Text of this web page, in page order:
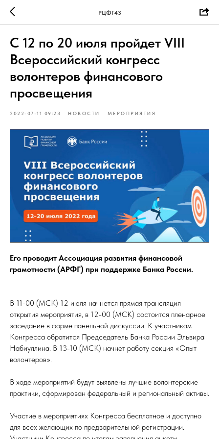
РЦФГ43
С 12 по 20 июля пройдет VIII
Всероссийский конгресс
волонтеров финансового
просвещения
2022-07-11 09:23 НОВОСТИ МЕРОПРИЯТИЯ
Его проводит Ассоциация развития финансовой
грамотности (АРФГ) при поддержке Банка России.
В 11-00 (МСК) 12 июля начнется прямая трансляция
открытия мероприятия, в 12-00 (МСК) состоится пленарное
заседание в форме панельной дискуссии. К участникам
Конгресса обратится Председатель Банка России Эльвира
Набиуллина. В 13-10 (МСК) начнет работу секция «Опыт
волонтеров».
В ходе мероприятий будут выявлены лучшие волонтерские
практики, сформирован федеральный и региональный активы.
Участие в мероприятиях Конгресса бесплатное и доступно
для всех желающих по предварительной регистрации.